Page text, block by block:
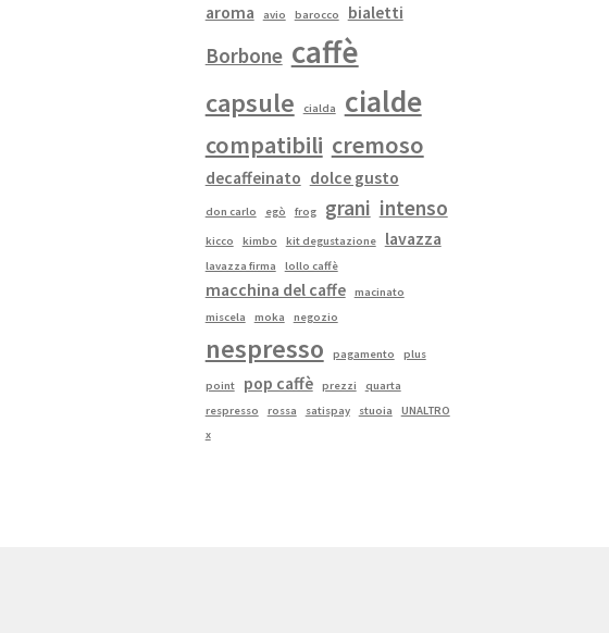
aroma avio barocco bialetti
Borbone caffè
capsule cialda cialde
compatibili cremoso
decaffeinato dolce gusto
don carlo egò frog grani intenso
kicco kimbo kit degustazione lavazza
lavazza firma lollo caffè
macchina del caffe
macinato
miscela
moka negozio
nespresso pagamento plus
point pop caffè prezzi
quarta
respresso
rossa satispay stuoia
UNALTRO
x